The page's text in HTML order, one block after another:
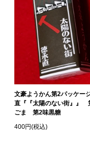
文豪ようかん第2パッケ
直『『太陽のない街』』
ごま 第2味黒糖
400円(税込)